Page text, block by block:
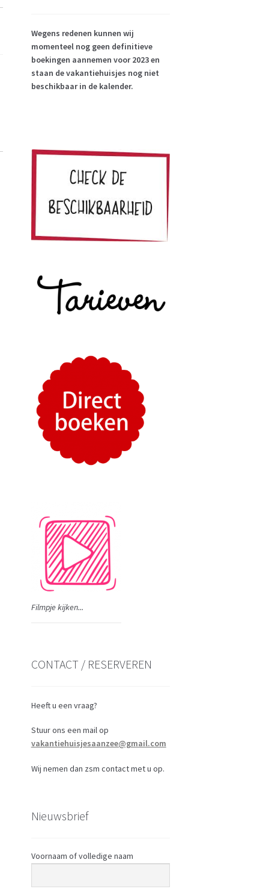
Wegens redenen kunnen wij
momenteel nog geen definitieve
boekingen aannemen voor 2023 en
staan de vakantiehuisjes nog niet
beschikbaar in de kalender.
Filmpje kijken...
CONTACT / RESERVEREN
Heeft u een vraag?
Stuur ons een mail op
vakantiehuisjesaanzee@gmail.com
Wij nemen dan zsm contact met u op.
Nieuwsbrief
Voornaam of volledige naam